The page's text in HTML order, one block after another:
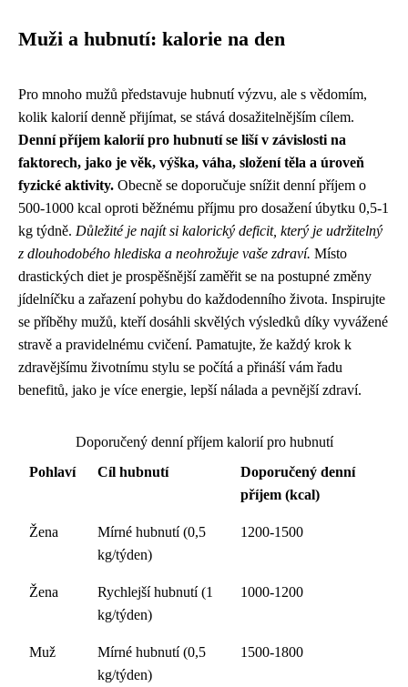
Muži a hubnutí: kalorie na den
Pro mnoho mužů představuje hubnutí výzvu, ale s vědomím,
kolik kalorií denně přijímat, se stává dosažitelnějším cílem.
Denní příjem kalorií pro hubnutí se liší v závislosti na
faktorech, jako je věk, výška, váha, složení těla a úroveň
fyzické aktivity. Obecně se doporučuje snížit denní příjem o
500-1000 kcal oproti běžnému příjmu pro dosažení úbytku 0,5-1
kg týdně. Důležité je najít si kalorický deficit, který je udržitelný
z dlouhodobého hlediska a neohrožuje vaše zdraví. Místo
drastických diet je prospěšnější zaměřit se na postupné změny
jídelníčku a zařazení pohybu do každodenního života. Inspirujte
se příběhy mužů, kteří dosáhli skvělých výsledků díky vyvážené
stravě a pravidelnému cvičení. Pamatujte, že každý krok k
zdravějšímu životnímu stylu se počítá a přináší vám řadu
benefitů, jako je více energie, lepší nálada a pevnější zdraví.
Doporučený denní příjem kalorií pro hubnutí
Pohlaví
Cíl hubnutí
Doporučený denní
příjem (kcal)
Žena
Mírné hubnutí (0,5
kg/týden)
1200-1500
Žena
Rychlejší hubnutí (1
kg/týden)
1000-1200
Muž
Mírné hubnutí (0,5
kg/týden)
1500-1800